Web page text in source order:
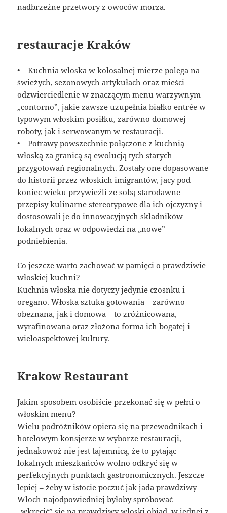
nadbrzeżne przetwory z owoców morza.
restauracje Kraków
• Kuchnia włoska w kolosalnej mierze polega na
świeżych, sezonowych artykułach oraz mieści
odzwierciedlenie w znaczącym menu warzywnym
„contorno”, jakie zawsze uzupełnia białko entrée w
typowym włoskim posiłku, zarówno domowej
roboty, jak i serwowanym w restauracji.
• Potrawy powszechnie połączone z kuchnią
włoską za granicą są ewolucją tych starych
przygotowań regionalnych. Zostały one dopasowane
do historii przez włoskich imigrantów, jacy pod
koniec wieku przywieźli ze sobą starodawne
przepisy kulinarne stereotypowe dla ich ojczyzny i
dostosowali je do innowacyjnych składników
lokalnych oraz w odpowiedzi na „nowe”
podniebienia.
Co jeszcze warto zachować w pamięci o prawdziwie
włoskiej kuchni?
Kuchnia włoska nie dotyczy jedynie czosnku i
oregano. Włoska sztuka gotowania – zarówno
obeznana, jak i domowa – to zróżnicowana,
wyrafinowana oraz złożona forma ich bogatej i
wieloaspektowej kultury.
Krakow Restaurant
Jakim sposobem osobiście przekonać się w pełni o
włoskim menu?
Wielu podróżników opiera się na przewodnikach i
hotelowym konsjerze w wyborze restauracji,
jednakowoż nie jest tajemnicą, że to pytając
lokalnych mieszkańców wolno odkryć się w
perfekcyjnych punktach gastronomicznych. Jeszcze
lepiej – żeby w istocie poczuć jak jada prawdziwy
Włoch najodpowiedniej byłoby spróbować